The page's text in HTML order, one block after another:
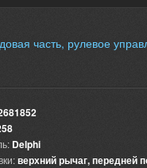
часть, рулевое
Delphi
верхний рычаг, передней